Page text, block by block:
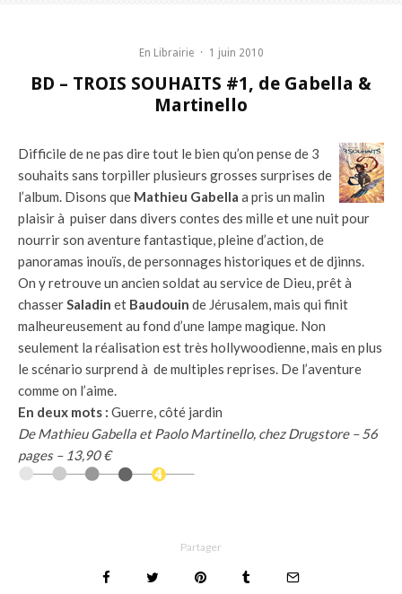
En Librairie · 1 juin 2010
BD – TROIS SOUHAITS #1, de Gabella &
Martinello
Difficile de ne pas dire tout le bien qu’on pense de 3
souhaits sans torpiller plusieurs grosses surprises de
l’album. Disons que Mathieu Gabella a pris un malin
plaisir à puiser dans divers contes des mille et une nuit pour
nourrir son aventure fantastique, pleine d’action, de
panoramas inouïs, de personnages historiques et de djinns.
On y retrouve un ancien soldat au service de Dieu, prêt à
chasserSaladin et Baudouin de Jérusalem, mais qui finit
malheureusement au fond d’une lampe magique. Non
seulement la réalisation est très hollywoodienne, mais en plus
le scénario surprend à de multiples reprises. De l’aventure
comme on l’aime.
En deux mots : Guerre, côté jardin
De Mathieu Gabella et Paolo Martinello, chez Drugstore – 56
pages – 13,90 €
Partager